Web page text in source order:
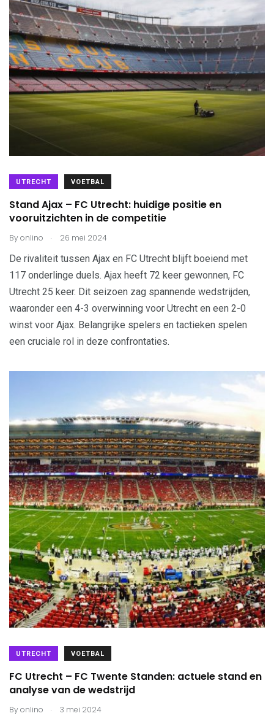
UTRECHT VOETBAL
Stand Ajax – FC Utrecht: huidige positie en
vooruitzichten in de competitie
Byonlino . 26 mei 2024
De rivaliteit tussen Ajax en FC Utrecht blijft boeiend met
117 onderlinge duels. Ajax heeft 72 keer gewonnen, FC
Utrecht 25 keer. Dit seizoen zag spannende wedstrijden,
waaronder een 4-3 overwinning voor Utrecht en een 2-0
winst voor Ajax. Belangrijke spelers en tactieken spelen
een cruciale rol in deze confrontaties.
UTRECHT VOETBAL
FC Utrecht – FC Twente Standen: actuele stand en
analyse van de wedstrijd
Byonlino . 3 mei 2024